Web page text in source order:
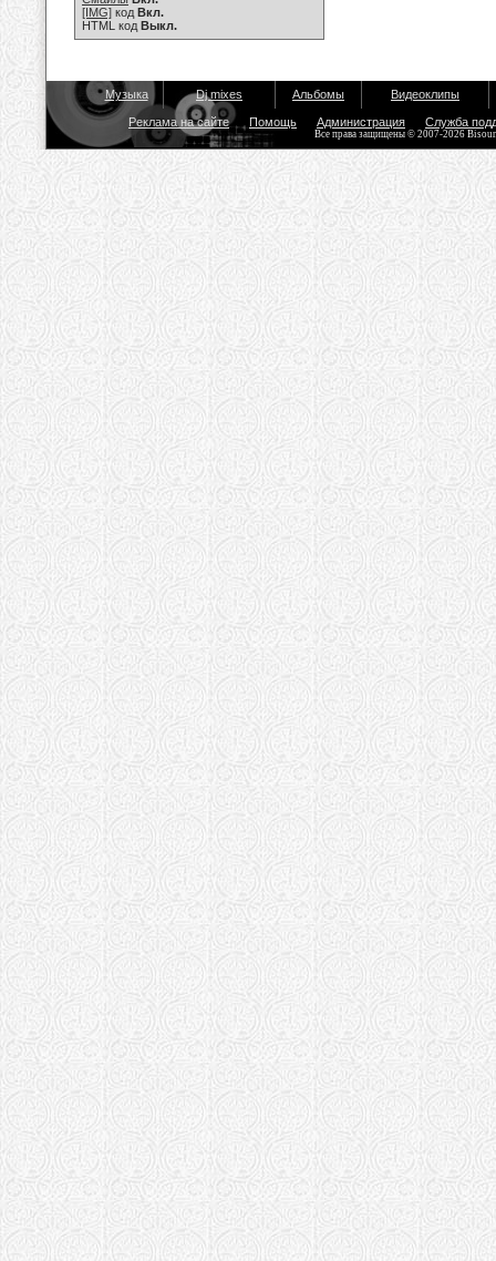
[IMG] код Вкл.
HTML код Выкл.
Музыка Dj mixes Альбомы Видеоклипы
Реклама на сайте Помощь Администрация Служба
Все права защищены © 2007-2026